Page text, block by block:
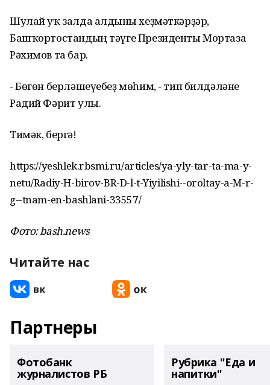
Шулай уҡ залда алдынғы хеҙмәткәрҙәр,
Башҡортостандың тәүге Президенты Мортаза
Рәхимов та бар.
- Бөгөн берләшеүебеҙ мөһим, - тип билдәләне
Радий Фәрит улы.
Тимәк, бергә!
https://yeshlek.rbsmi.ru/articles/ya-yly-tar-ta-ma-y-
netu/Radiy-H-birov-BR-D-l-t-Yiyilishi--oroltay-a-M-r-
g--tnam-en-bashlani-33557/
Фото: bash.news
Читайте нас
Партнеры
Фотобанк
журналистов РБ
Рубрика "Еда и
напитки"